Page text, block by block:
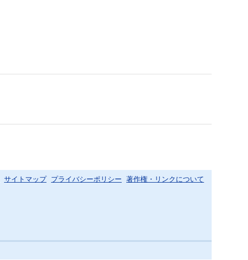
サイトマップ プライバシーポリシー 著作権・リンクについて